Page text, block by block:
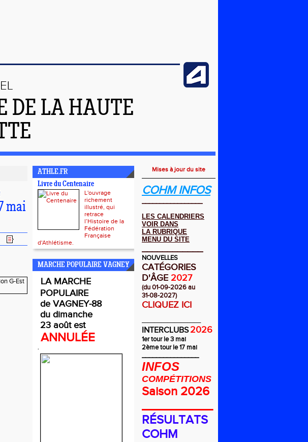
DE LA HAUTE
mai
ATHLE.FR
Livre du Centenaire
L'ouvrage
richement
illustré, qui
retrace
l’Histoire de la
Fédération
Française
d'Athlétisme.
MARCHE POPULAIRE VAGNEY
LA MARCHE
POPULAIRE
de VAGNEY-88
du dimanche
23 août est
ANNULÉE
.
Mises à jour du site
COHM INFOS
_________________
LES CALENDRIERS
VOIR DANS
LA RUBRIQUE
MENU DU SITE
NOUVELLES
CATÉGORIES
D'ÂGE 2027
(du 01-09-2026 au
31-08-2027)
CLIQUEZ ICI
INTERCLUBS 2026
1er tour le 3 mai
2ème tour le 17 mai
________________
INFOS
COMPÉTITIONS
Saison 2026
__________
RÉSULTATS
COHM